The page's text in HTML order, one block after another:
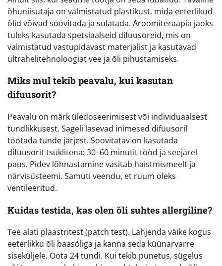
õhuniisutaja on valmistatud plastikust, mida eeterlikud
õlid võivad söövitada ja sulatada. Aroomiteraapia jaoks
tuleks kasutada spetsiaalseid difuusoreid, mis on
valmistatud vastupidavast materjalist ja kasutavad
ultrahelitehnoloogiat vee ja õli pihustamiseks.
Miks mul tekib peavalu, kui kasutan
difuusorit?
Peavalu on märk üledoseerimisest või individuaalsest
tundlikkusest. Sageli lasevad inimesed difuusoril
töötada tunde järjest. Soovitatav on kasutada
difuusorit tsüklitena: 30–60 minutit tööd ja seejärel
paus. Pidev lõhnastamine väsitab haistmismeelt ja
närvisüsteemi. Samuti veendu, et ruum oleks
ventileeritud.
Kuidas testida, kas olen õli suhtes allergiline?
Tee alati plaastritest (patch test). Lahjenda väike kogus
eeterlikku õli baasõliga ja kanna seda küünarvarre
siseküljele. Oota 24 tundi. Kui tekib punetus, sügelus